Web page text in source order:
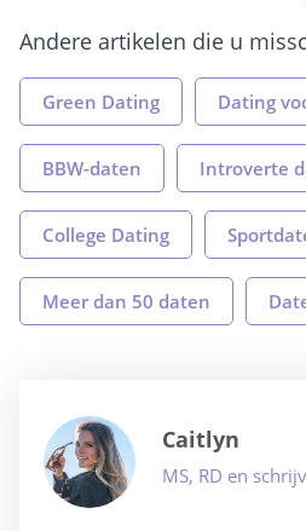
Andere artikelen die u
Green Dating Dating
BBW-daten Introverte
College Dating
Meer dan 50 daten
Caitlyn
MS, RD en